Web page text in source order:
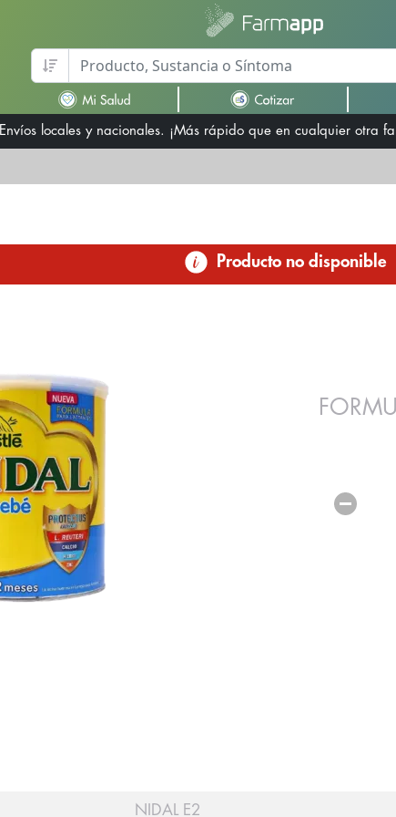
Envíos locales y nacionales. ¡Más rápido que en cualquier otra
Producto no disponible
NIDAL E2